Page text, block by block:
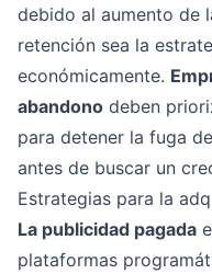
debido al aumento de
retención sea la
económicamente.
abandono deben
para detener la fuga
antes de buscar un
Estrategias para la
La publicidad pagada
plataformas